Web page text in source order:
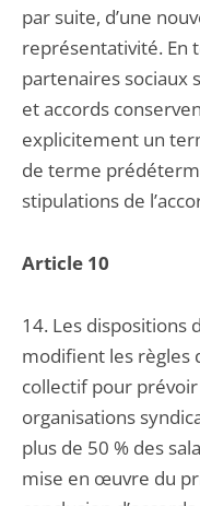
par suite, d’une
représentativité. En
partenaires sociaux
et accords
explicitement un
de terme
stipulations de
Article 10
14. Les dispositions
modifient les règles
collectif pour
organisations
plus de 50 % des
mise en œuvre du